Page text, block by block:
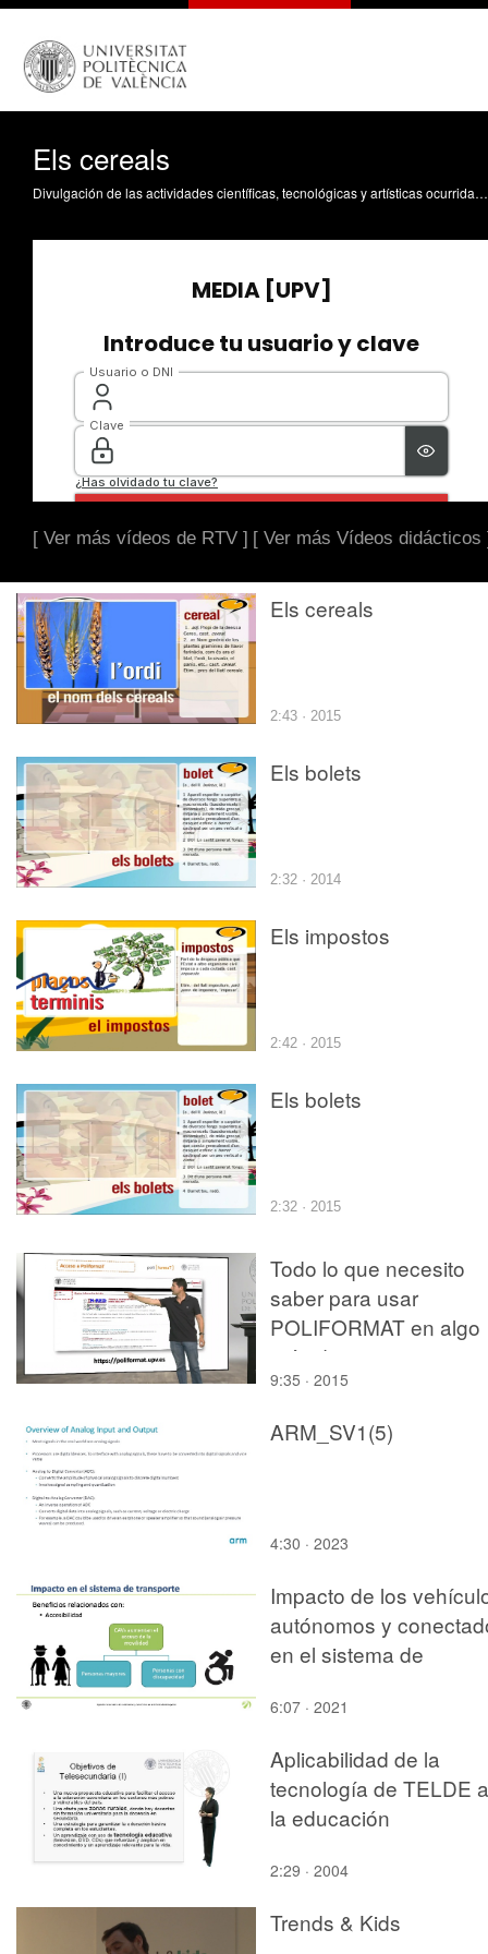
Els cereals
Divulgación de las actividades científicas, tecnológicas y artísticas ocurridas en los tres campus de la UPV
[ Ver más vídeos de RTV ] [ Ver más Vídeos didácticos
Els cereals
2:43 · 2015
Els bolets
2:32 · 2014
Els impostos
2:42 · 2015
Els bolets
2:32 · 2015
Todo lo que necesito
saber para usar
POLIFORMAT en algo
más de 5 minutos
9:35 · 2015
ARM_SV1(5)
4:30 · 2023
Impacto de los
autónomos y
en el sistema de
6:07 · 2021
Aplicabilidad de la
tecnología de TELDE a
la educación
2:29 · 2004
Trends & Kids